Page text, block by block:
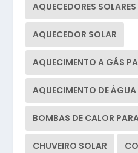
AQUECEDORES
AQUECEDOR SOLAR
AQUECIMENTO A GÁS
AQUECIMENTO DE ÁGUA
BOMBAS DE CALOR
CHUVEIRO SOLAR